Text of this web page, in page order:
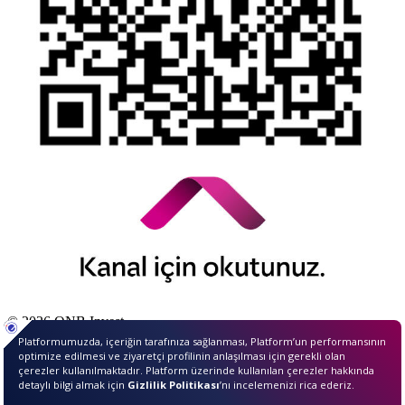
© 2026 QNB Invest,
QNBiştirakidir.